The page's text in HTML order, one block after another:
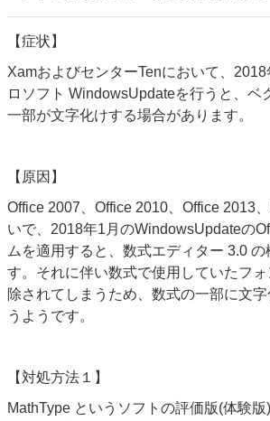
【症状】
XamおよびセンターTenにおいて、
ロソフト WindowsUpdateを行うと、ベ
一部が文字化けする場合があります。
【原因】
Office 2007
Office 2010、 Office 2013、
いで、2018年1月のWindowsUpdateの
ムを適用すると、数式エディター 3.0 の
す。それに伴い数式で使用していたフォ
除されてしまうため、数式の一部に文
うようです。
【対処方法１】
MathType というソフトの評価版(体験